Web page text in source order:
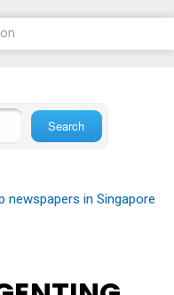
newspapers in Singapore